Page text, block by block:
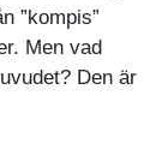
”kompis”
Men vad
Den är